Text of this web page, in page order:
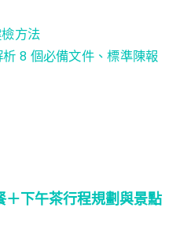
方法
8 個必備文件、標準陳報
＋下午茶行程規劃與景點